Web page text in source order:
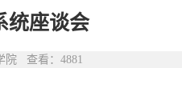
统座谈会
院 查看： 4881